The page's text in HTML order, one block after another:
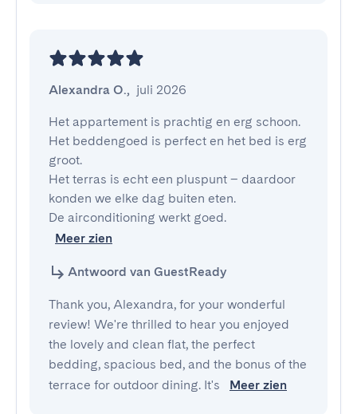
Alexandra O., juli 2026
Het appartement is prachtig en erg schoon.
Het beddengoed is perfect en het bed is erg
groot.
Het terras is echt een pluspunt – daardoor
konden we elke dag buiten eten.
Meer zien
Antwoord van GuestReady
Thank you, Alexandra, for your wonderful
review! We're thrilled to hear you enjoyed
the lovely and clean flat, the perfect
bedding, spacious bed, and the bonus of the
terrace for outdoor dining. It's
Meer zien